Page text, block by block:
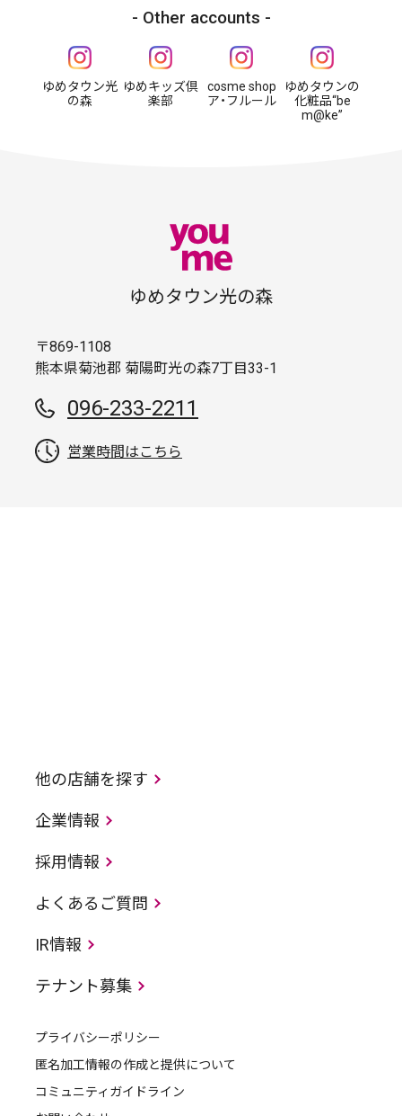
Other accounts
ゆめタウン光
の森
ゆめキッズ倶
楽部
cosme shop
ア・フルール
ゆめタウンの
化粧品“be
m@ke”
ゆめタウン光の森
〒869-1108
熊本県菊池郡 菊陽町光の森7丁目33-1
096-233-2211
営業時間はこちら
他の店舗を探す
企業情報
採用情報
よくあるご質問
IR情報
テナント募集
プライバシーポリシー
匿名加工情報の作成と提供について
コミュニティガイドライン